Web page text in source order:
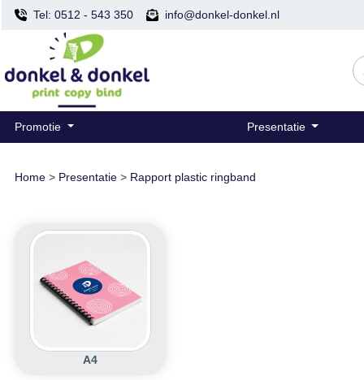
Tel: 0512 - 543 350 info@donkel-donkel.nl
Promotie Presentatie
Home > Presentatie > Rapport plastic ringband
A4